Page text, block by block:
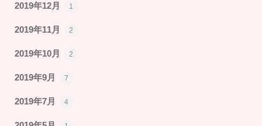
2019年12月 1
2019年11月 2
2019年10月 2
2019年9月 7
2019年7月 4